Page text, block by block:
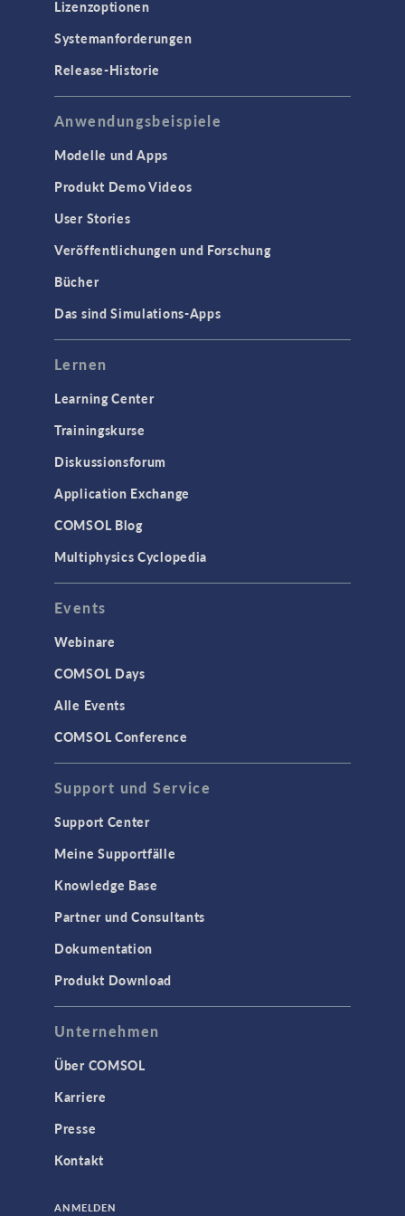
ELEKTROMAGNETIK
Halbleiterbauelemente
Hochfrequenz- und
Niederfrequenz-Elektromagnetik
Plasmaphysik
SCHNITTSTELLEN
CAD
STRÖMUNG & WÄRME
(CFD)
Mikrofluidik
Particle Tracing in Strömungen
Strömung in porösen Medien
Wärmetransport
STRUKTURMECHANIK &
AKUSTIK
Akustik & Schwingungen
Materialmodelle
MEMS & Piezoelektrische Elemente
WISSENSCHAFT AKTUELL
TAGS
3D-Druck
AC/DC Module
Acoustics Module
Ausgewählte Wissenschaftler
Battery Design Module
Bioengineering
CFD Module
Chemical Reaction Engineering Module
Corrosion Module
Electrochemistry Module
Lizenzoptionen
Systemanforderungen
Release-Historie
Anwendungsbeispiele
Modelle und Apps
Produkt Demo Videos
User Stories
Veröffentlichungen und Forschung
Bücher
Das sind Simulations-Apps
Lernen
Learning Center
Trainingskurse
Diskussionsforum
Application Exchange
COMSOL Blog
Multiphysics Cyclopedia
Events
Webinare
COMSOL Days
Alle Events
COMSOL Conference
Support und Service
Support Center
Meine Supportfälle
Knowledge Base
Partner und Consultants
Dokumentation
Produkt Download
Unternehmen
Über COMSOL
Karriere
Presse
Kontakt
ANMELDEN